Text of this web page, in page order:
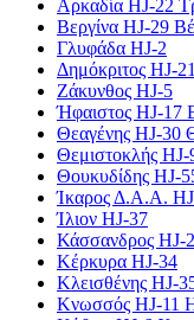
Αρκαδία HJ-22
Βεργίνα HJ-29
Γλυφάδα HJ-2
Δημόκριτος HJ-
Ζάκυνθος HJ-5
Ήφαιστος HJ-17
Θεαγένης HJ-30
Θεμιστοκλής HJ-
Θουκυδίδης HJ-
Ίκαρος Δ.Α.Α.
Ίλιον HJ-37
Κάσσανδρος HJ-
Κέρκυρα HJ-34
Κλεισθένης HJ-
Κνωσσός HJ-11